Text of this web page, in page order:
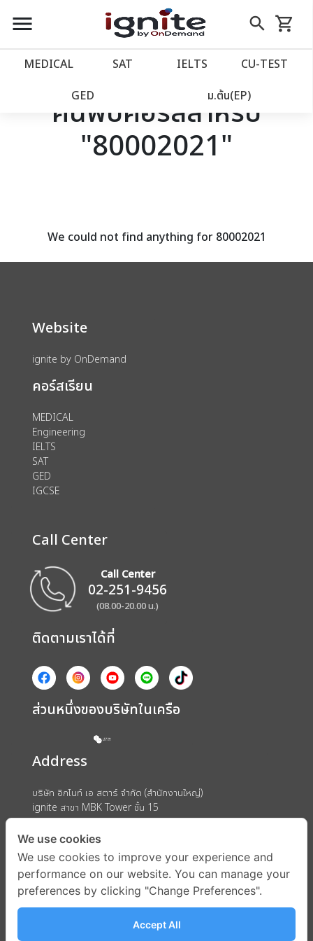
close
account_balance หน้าแรก
เว็บไซต์อิกไนท์
โปรโมชั่น
assignment ลงทะเบียน
menu search
Skip
to
shopping_cart
รถเข็น
MEDICAL SAT IELTS CU‑TEST
GED ม.ต้น(EP)
ค้นพบคอร์สสำหรับ
"80002021"
We could not find anything for 80002021
Website
ignite by OnDemand
คอร์สเรียน
MEDICAL
Engineering
IELTS
SAT
GED
IGCSE
Call Center
Call Center
02-251-9456
(08.00-20.00 น.)
ติดตามเราได้ที่
ส่วนหนึ่งของบริษัทในเครือ
Address
บริษัท อิกไนท์ เอ สตาร์ จำกัด (สำนักงานใหญ่)
ignite สาขา MBK Tower ชั้น 15
ถนนพญาไท แขวงวังใหม่ เขตปทุมวัน กรุงเทพมหานคร 10330
We use cookies
We use cookies to improve your experience and
performance on our website. You can manage your
preferences by clicking "Change Preferences".
Accept All